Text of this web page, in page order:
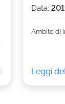
Data:
Ambito di
Leggi